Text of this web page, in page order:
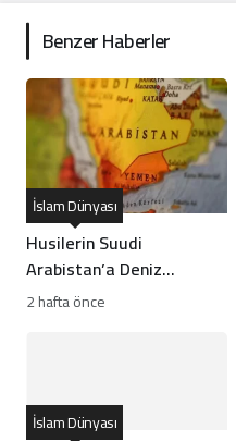
Benzer Haberler
Husilerin Suudi
Arabistan’a Deniz
Ambargosu ve
İslam Dünyası
2 hafta önce
İslam Dünyası